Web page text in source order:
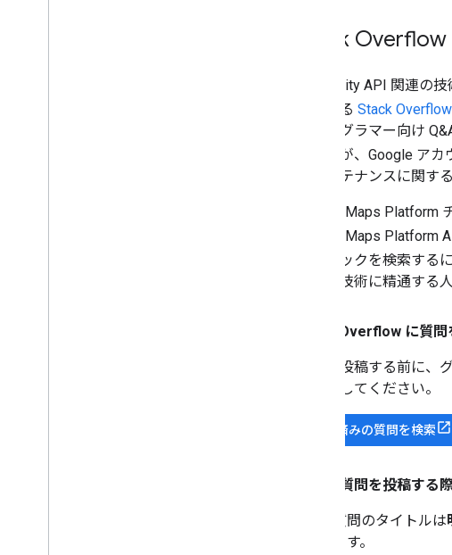
Stack
Air Quality API 関連の
トである Stack Overflow
のプログラマー向け
ませんが、Google アカ
やメンテナンスに関す
Google Maps Platform
Google Maps Platform
のトピックを検索する
の関連技術に精通する
Stack Overflow に質
質問を投稿する前に
を確認してください。
投稿済みの質問を検索
初めて質問を投稿する
質問のタイトルは
ます。